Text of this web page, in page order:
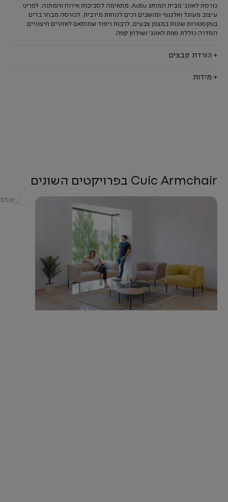
כורסת לאונג' מבית המותג Actiu, מתאימה לסביבות אירוח והמתנה. לפריט
עיצוב מעוגל ואלגנטי ומושבים רכים לנוחות מירבית. לכורסה מבחר בדים
בטקסטורות שונות במגוון צבעים, לרבות ריפוד שמותאם לאזורים חיצוניים.
הסדרה כוללת ספת לאונג' ושולחן קפה.
+ הורדת קבצים
+ מידות
Cuic Armchair בפרויקטים השונים